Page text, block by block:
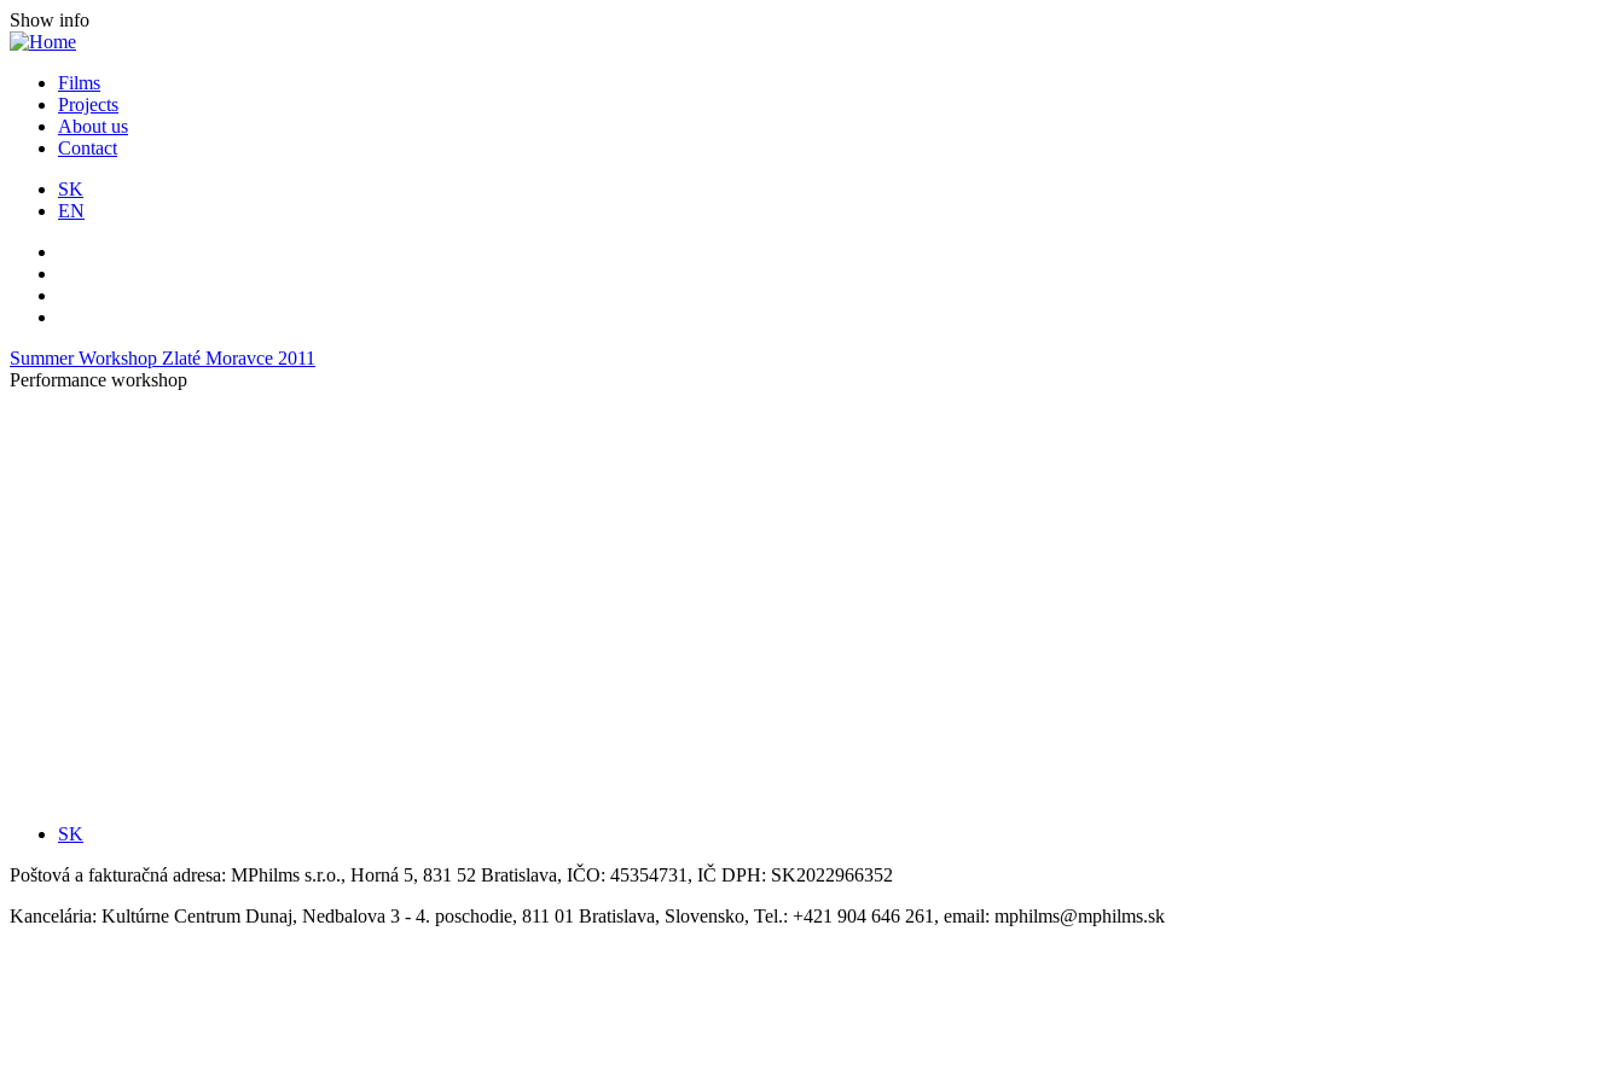
Show info
Films
Projects
About us
Contact
SK
EN
Summer Workshop Zlaté Moravce 2011
Performance workshop
SK
Poštová a fakturačná adresa: MPhilms s.r.o., Horná 5, 831 52 Bratislava, IČO: 45354731, IČ DPH: SK2022966352
Kancelária: Kultúrne Centrum Dunaj, Nedbalova 3 - 4. poschodie, 811 01 Bratislava, Slovensko, Tel.: +421 904 646 261, email: mphilms@mphilms.sk